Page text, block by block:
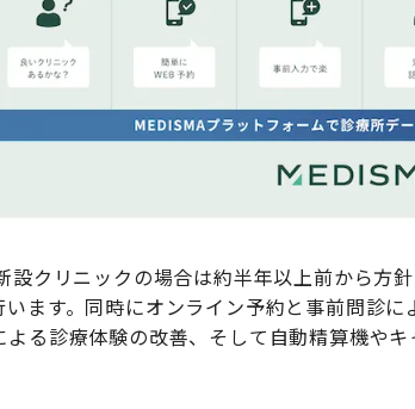
設クリニックの場合は約半年以上前から方
ます。同時にオンライン予約と事前問診
る診療体験の改善、そして自動精算機や